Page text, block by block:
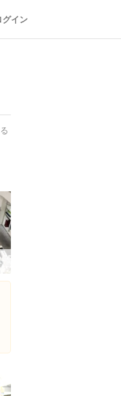
グイン